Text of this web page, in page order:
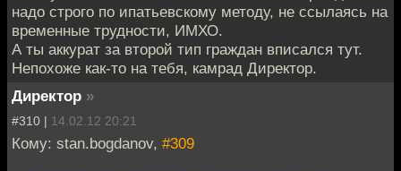
надо строго по ипатьевскому методу, не ссылаясь на
временные трудности, ИМХО.
А ты аккурат за второй тип граждан вписался тут.
Непохоже как-то на тебя, камрад Директор.
Директор »
#310 | 14.02.12 20:21
Кому: stan.bogdanov, #309